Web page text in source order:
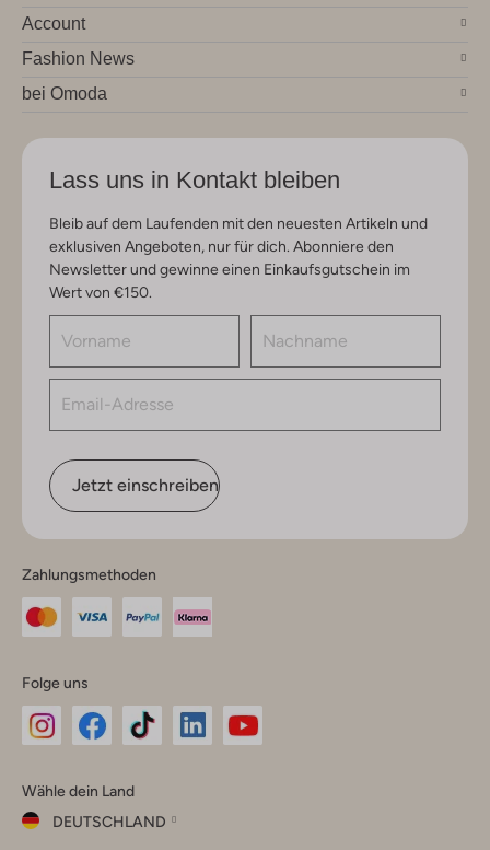
Account
Fashion News
bei Omoda
Lass uns in Kontakt bleiben
Bleib auf dem Laufenden mit den neuesten Artikeln und
exklusiven Angeboten, nur für dich. Abonniere den
Newsletter und gewinne einen Einkaufsgutschein im
Wert von €150.
Jetzt einschreiben
Zahlungsmethoden
Folge uns
Instagram
Facebook
TikTok
Wähle dein Land
DEUTSCHLAND